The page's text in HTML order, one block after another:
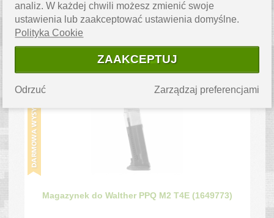
Magazynek Umarex cylindryczny 8-strzałowy 3
109.00zł
Magazynek do Walther PPQ M2 T4E (1649773)
analiz. W każdej chwili możesz zmienić swoje
ustawienia lub zaakceptować ustawienia domyślne.
Polityka Cookie
ZAAKCEPTUJ
Zarządzaj preferencjami
Odrzuć